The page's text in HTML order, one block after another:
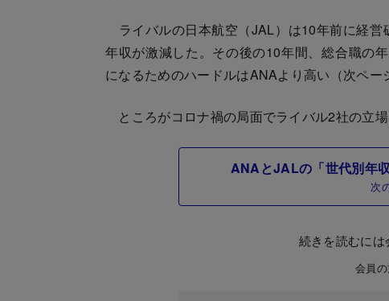
ライバルの日本航空（JAL）は10年前に経営
年収が激減した。その後の10年間、総合職の
になるためのハードルはANAより高い（次ペー
ところがコロナ禍の局面でライバル2社の立場
ANAとJALの「世代別年
次
続きを読むには
会員